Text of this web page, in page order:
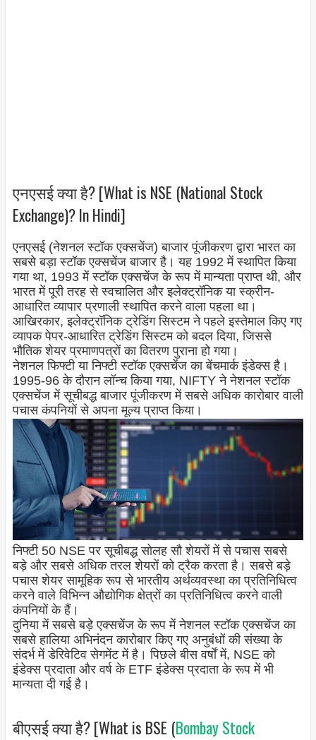
एनएसई क्या है? [What is NSE (National Stock
Exchange)? In Hindi]
एनएसई (नेशनल स्टॉक एक्सचेंज) बाजार पूंजीकरण द्वारा भारत का
सबसे बड़ा स्टॉक एक्सचेंज बाजार है। यह 1992 में स्थापित किया
गया था, 1993 में स्टॉक एक्सचेंज के रूप में मान्यता प्राप्त थी, और
भारत में पूरी तरह से स्वचालित और इलेक्ट्रॉनिक या स्क्रीन-
आधारित व्यापार प्रणाली स्थापित करने वाला पहला था।
आखिरकार, इलेक्ट्रॉनिक ट्रेडिंग सिस्टम ने पहले इस्तेमाल किए गए
व्यापक पेपर-आधारित ट्रेडिंग सिस्टम को बदल दिया, जिससे
भौतिक शेयर प्रमाणपत्रों का वितरण पुराना हो गया।
नेशनल फिफ्टी या निफ्टी स्टॉक एक्सचेंज का बेंचमार्क इंडेक्स है।
1995-96 के दौरान लॉन्च किया गया, NIFTY ने नेशनल स्टॉक
एक्सचेंज में सूचीबद्ध बाजार पूंजीकरण में सबसे अधिक कारोबार वाली
पचास कंपनियों से अपना मूल्य प्राप्त किया।
निफ्टी 50 NSE पर सूचीबद्ध सोलह सौ शेयरों में से पचास सबसे
बड़े और सबसे अधिक तरल शेयरों को ट्रैक करता है। सबसे बड़े
पचास शेयर सामूहिक रूप से भारतीय अर्थव्यवस्था का प्रतिनिधित्व
करने वाले विभिन्न औद्योगिक क्षेत्रों का प्रतिनिधित्व करने वाली
कंपनियों के हैं।
दुनिया में सबसे बड़े एक्सचेंज के रूप में नेशनल स्टॉक एक्सचेंज का
सबसे हालिया अभिनंदन कारोबार किए गए अनुबंधों की संख्या के
संदर्भ में डेरिवेटिव सेगमेंट में है। पिछले बीस वर्षों में, NSE को
इंडेक्स प्रदाता और वर्ष के ETF इंडेक्स प्रदाता के रूप में भी
मान्यता दी गई है।
बीएसई क्या है? [What is BSE (Bombay Stock